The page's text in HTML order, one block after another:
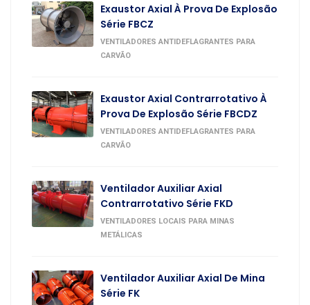
Exaustor Axial À Prova De Explosão
Série FBCZ
VENTILADORES ANTIDEFLAGRANTES PARA
CARVÃO
Exaustor Axial Contrarrotativo À
Prova De Explosão Série FBCDZ
VENTILADORES ANTIDEFLAGRANTES PARA
CARVÃO
Ventilador Auxiliar Axial
Contrarrotativo Série FKD
VENTILADORES LOCAIS PARA MINAS
METÁLICAS
Ventilador Auxiliar Axial De Mina
Série FK